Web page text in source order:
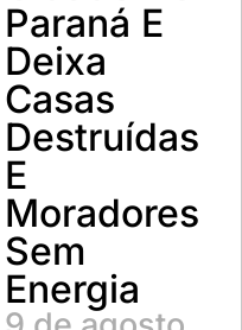
Paraná E
Deixa
Casas
Destruídas
E
Moradores
Sem
Energia